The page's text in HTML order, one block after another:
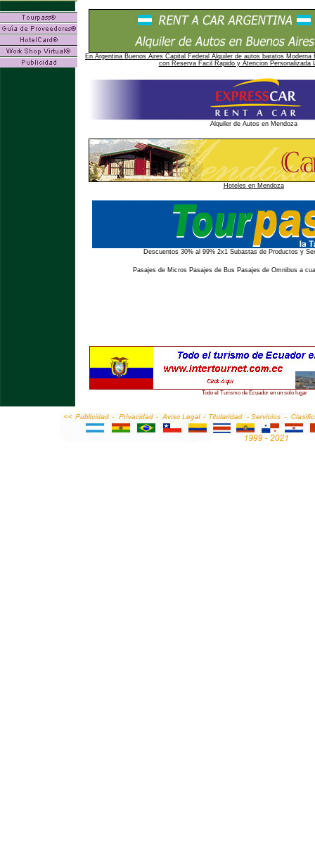
En Argentina Buenos Aires Capital Federal Alquiler de autos baratos
con Reserva Facil Rapido y Atencion Personalizada
Alquiler de Autos en Mendoza
Hoteles en Mendoza
Descuentos 30% al 99% 2x1 Subastas de Productos y
Pasajes de Micros Pasajes de Bus Pasajes de Omnibus a
Todo el Turismo de Ecuador en un solo lugar